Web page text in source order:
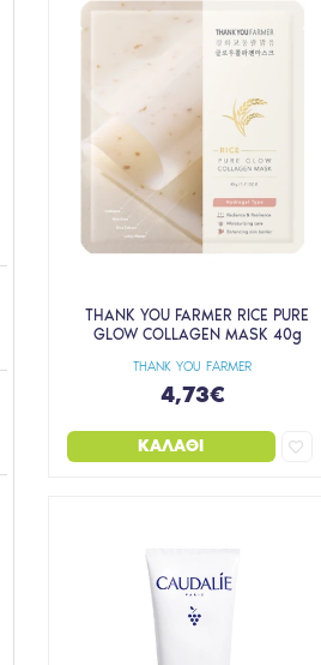
THANK YOU FARMER
THANK YOU FARMER RICE PURE
GLOW COLLAGEN MASK 40g
4,73€
ΚΑΛΆΘΙ